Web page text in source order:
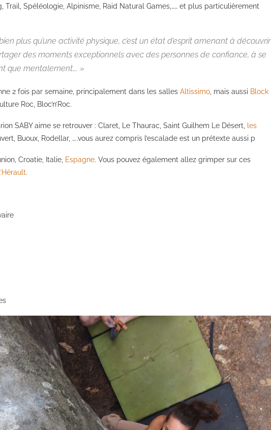
Trail, Spéléologie, Alpinisme, Raid Natural Games,…… et plus particulièrement
plus qu’une activité physique, c’est un état d’esprit amenant à découvrir
des moments exceptionnels avec des personnes de confiance, à se
que mentalement…. »
2 fois par semaine, principalement dans les salles Altissimo , mais aussi Block
Roc, Bloc’n’Roc.
SABY aime se retrouver : Claret, Le Thaurac, Saint Guilhem Le Désert,
les
Buoux, Rodellar, …..vous aurez compris l’escalade est un prétexte aussi p
Croatie, Italie, Espagne. Vous pouvez également allez grimper sur ces
.